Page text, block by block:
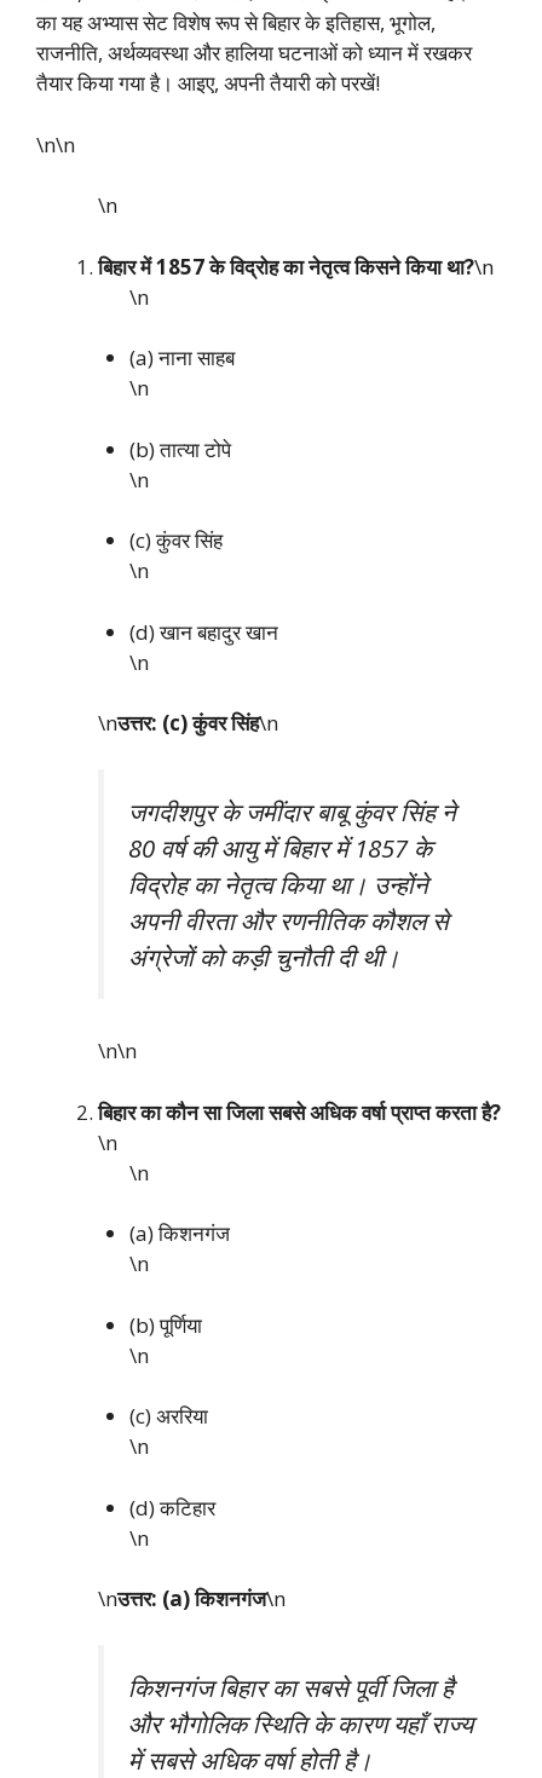
का यह अभ्यास सेट विशेष रूप से बिहार के इतिहास, भूगोल,
राजनीति, अर्थव्यवस्था और हालिया घटनाओं को ध्यान में रखकर
तैयार किया गया है। आइए, अपनी तैयारी को परखें!
\n\n
\n
बिहार में 1857 के विद्रोह का नेतृत्व किसने किया था?\n
\n
(a) नाना साहब
\n
(b) तात्या टोपे
\n
(c) कुंवर सिंह
\n
(d) खान बहादुर खान
\n
\nउत्तर: (c) कुंवर सिंह\n
जगदीशपुर के जमींदार बाबू कुंवर सिंह ने
80 वर्ष की आयु में बिहार में 1857 के
विद्रोह का नेतृत्व किया था। उन्होंने
अपनी वीरता और रणनीतिक कौशल से
अंग्रेजों को कड़ी चुनौती दी थी।
\n\n
बिहार का कौन सा जिला सबसे अधिक वर्षा प्राप्त करता है?
\n
\n
(a) किशनगंज
\n
(b) पूर्णिया
\n
(c) अररिया
\n
(d) कटिहार
\n
\nउत्तर: (a) किशनगंज\n
किशनगंज बिहार का सबसे पूर्वी जिला है
और भौगोलिक स्थिति के कारण यहाँ राज्य
में सबसे अधिक वर्षा होती है।